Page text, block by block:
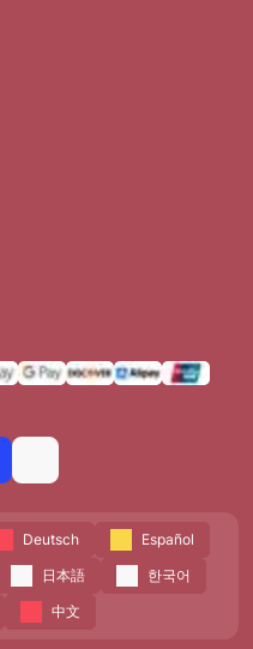
Deutsch
Español
日本語
한국어
中文